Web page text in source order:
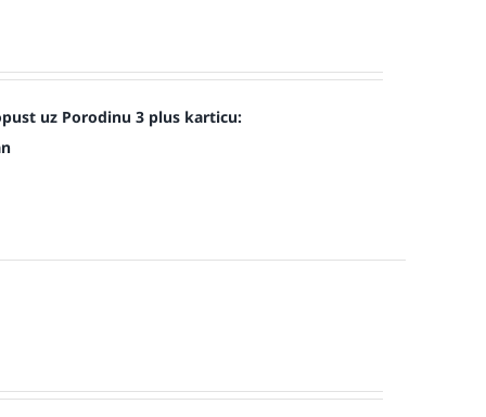
uz Porodinu 3 plus karticu: